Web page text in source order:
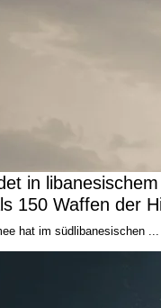
in
150 Waffen der
hat im südlibanesischen ...